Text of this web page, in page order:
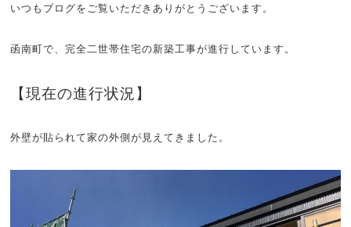
いつもブログをご覧いただきありがとうございます。
函南町で、完全二世帯住宅の新築工事が進行しています。
【現在の進行状況】
外壁が貼られて家の外側が見えてきました。